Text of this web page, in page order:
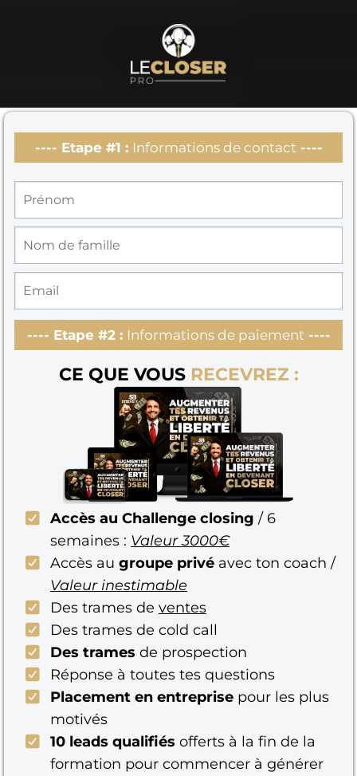
---- Etape #1 : Informations de contact ----
---- Etape #2 : Informations de paiement ----
CE QUE VOUS RECEVREZ :
Accès au Challenge closing / 6
semaines : Valeur 3000€
Accès au groupe privé avec ton coach /
Valeur inestimable
Des trames de ventes
Des trames de cold call
Des trames de prospection
Réponse à toutes tes questions
Placement en entreprise pour les plus
motivés
10 leads qualifiés offerts à la fin de la
formation pour commencer à générer